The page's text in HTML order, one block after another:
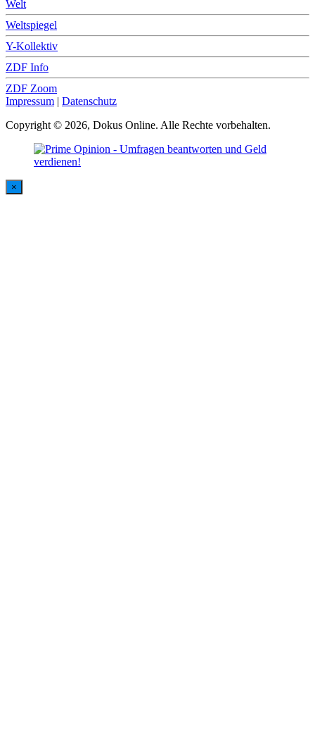
Welt
Weltspiegel
Y-Kollektiv
ZDF Info
ZDF Zoom
Impressum | Datenschutz
Copyright © 2026, Dokus Online. Alle Rechte vorbehalten.
×